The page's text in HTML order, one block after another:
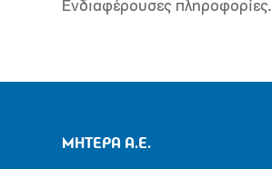
Ενδιαφέρουσες πληροφορίες.
ΜΗΤΕΡΑ Α.Ε.